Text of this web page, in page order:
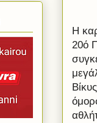
Η
20ό